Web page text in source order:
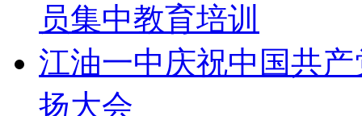
员集中教育培训
江油一中庆祝中国共
扬大会